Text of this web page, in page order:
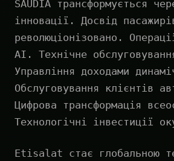
SAUDIA трансформується
інновації. Досвід
революціонізовано.
AI. Технічне
Управління доходами
Обслуговування клієнтів
Цифрова трансформація
Технологічні інвестиції
Etisalat стає глобальною